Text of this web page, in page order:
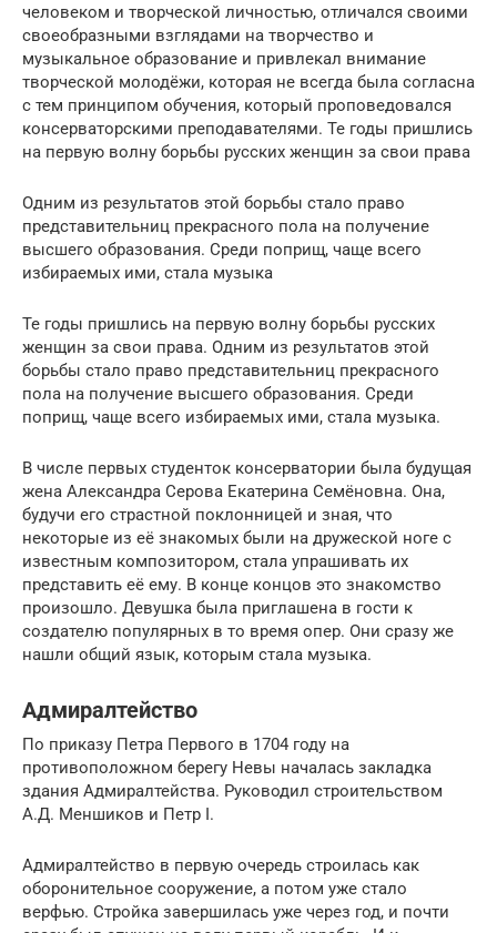
человеком и творческой личностью, отличался своими
своеобразными взглядами на творчество и
музыкальное образование и привлекал внимание
творческой молодёжи, которая не всегда была согласна
с тем принципом обучения, который проповедовался
консерваторскими преподавателями. Те годы пришлись
на первую волну борьбы русских женщин за свои права
Одним из результатов этой борьбы стало право
представительниц прекрасного пола на получение
высшего образования. Среди поприщ, чаще всего
избираемых ими, стала музыка
Те годы пришлись на первую волну борьбы русских
женщин за свои права. Одним из результатов этой
борьбы стало право представительниц прекрасного
пола на получение высшего образования. Среди
поприщ, чаще всего избираемых ими, стала музыка.
В числе первых студенток консерватории была будущая
жена Александра Серова Екатерина Семёновна. Она,
будучи его страстной поклонницей и зная, что
некоторые из её знакомых были на дружеской ноге с
известным композитором, стала упрашивать их
представить её ему. В конце концов это знакомство
произошло. Девушка была приглашена в гости к
создателю популярных в то время опер. Они сразу же
нашли общий язык, которым стала музыка.
Адмиралтейство
По приказу Петра Первого в 1704 году на
противоположном берегу Невы началась закладка
здания Адмиралтейства. Руководил строительством
А.Д. Меншиков и Петр I.
Адмиралтейство в первую очередь строилась как
оборонительное сооружение, а потом уже стало
верфью. Стройка завершилась уже через год, и почти